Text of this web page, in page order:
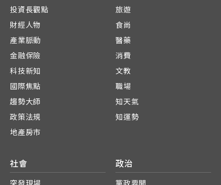
投資長觀點
財經人物
產業脈動
金融保險
科技新知
國際焦點
趨勢大師
政策法規
地產房市
旅遊
食尚
醫藥
消費
文教
職場
知天氣
知運勢
社會 政治